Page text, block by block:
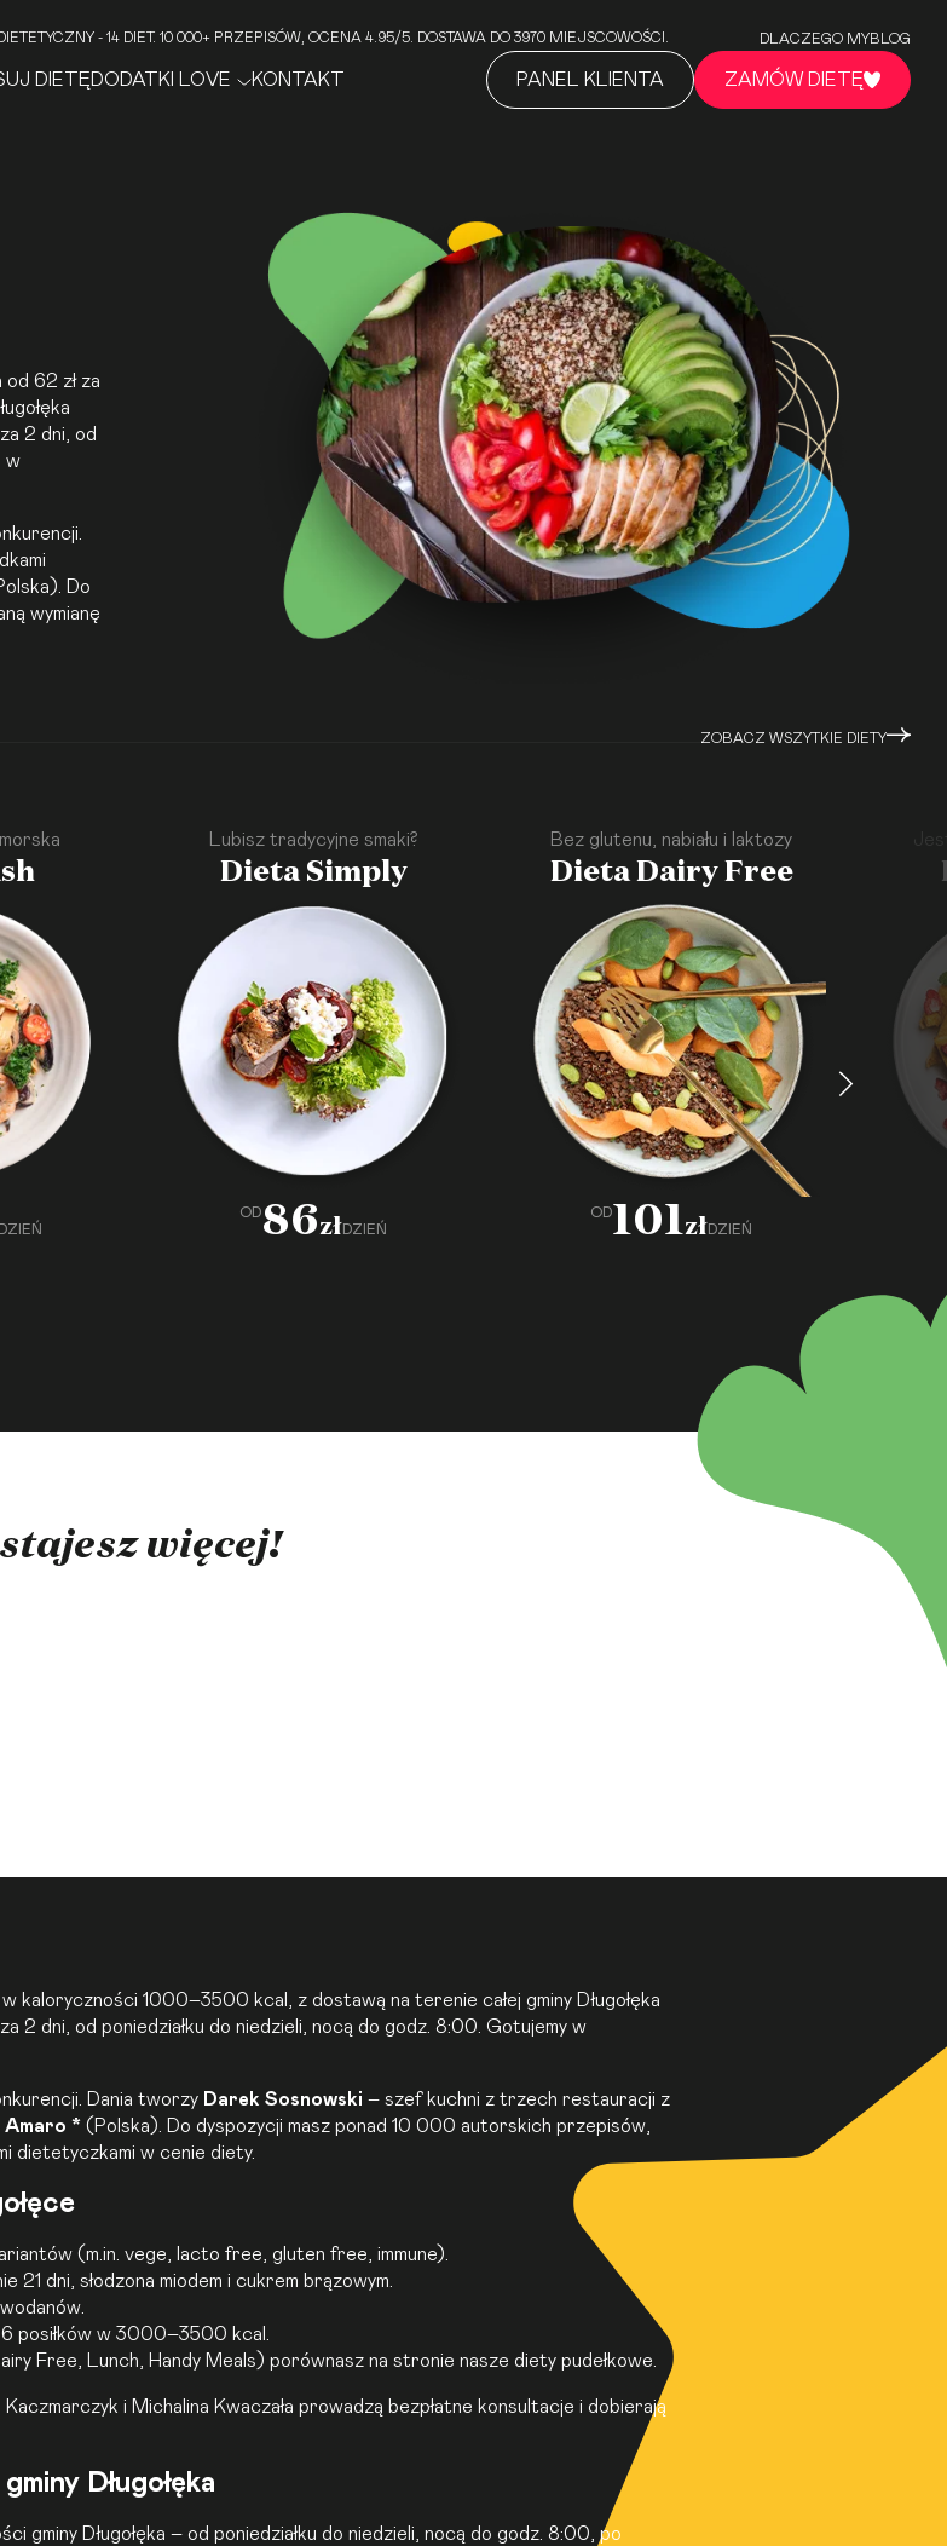
- 14 DIET. 10 000+ PRZEPISÓW, OCENA 4.95/5. DOSTAWA DO 3970 MIEJSCOWOŚCI. DLACZEGO MYBLOG
DIETĘ DODATKI LOVE KONTAKT PANEL KLIENTA ZAMÓW DIETĘ
62 zł za
2 dni, od
w
Do
wymianę
ZOBACZ WSZYTKIE DIETY
DZIEŃ
Lubisz tradycyjne smaki?
Dieta Simply
·
OD86złDZIEŃ
Bez glutenu, nabiału i laktozy
Dieta Dairy Free
OD101złDZIEŃ
więcej!
kaloryczności 1000–3500 kcal, z dostawą na terenie całej gminy Długołęka
dni, od poniedziałku do niedzieli, nocą do godz. 8:00. Gotujemy w
Dania tworzy Darek Sosnowski – szef kuchni z trzech restauracji z
* (Polska). Do dyspozycji masz ponad 10 000 autorskich przepisów,
dietetyczkami w cenie diety.
(m.in. vege, lacto free, gluten free, immune).
dni, słodzona miodem i cukrem brązowym.
posiłków w 3000–3500 kcal.
Free , Lunch, Handy Meals) porównasz na stronie nasze diety pudełkowe
i Michalina Kwaczała prowadzą bezpłatne konsultacje i dobierają
Długołęka
gminy Długołęka – od poniedziałku do niedzieli, nocą do godz. 8:00, po